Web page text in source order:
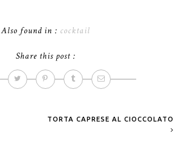
Also found in : cocktail
Share this post :
TORTA CAPRESE AL CIOCCOLATO